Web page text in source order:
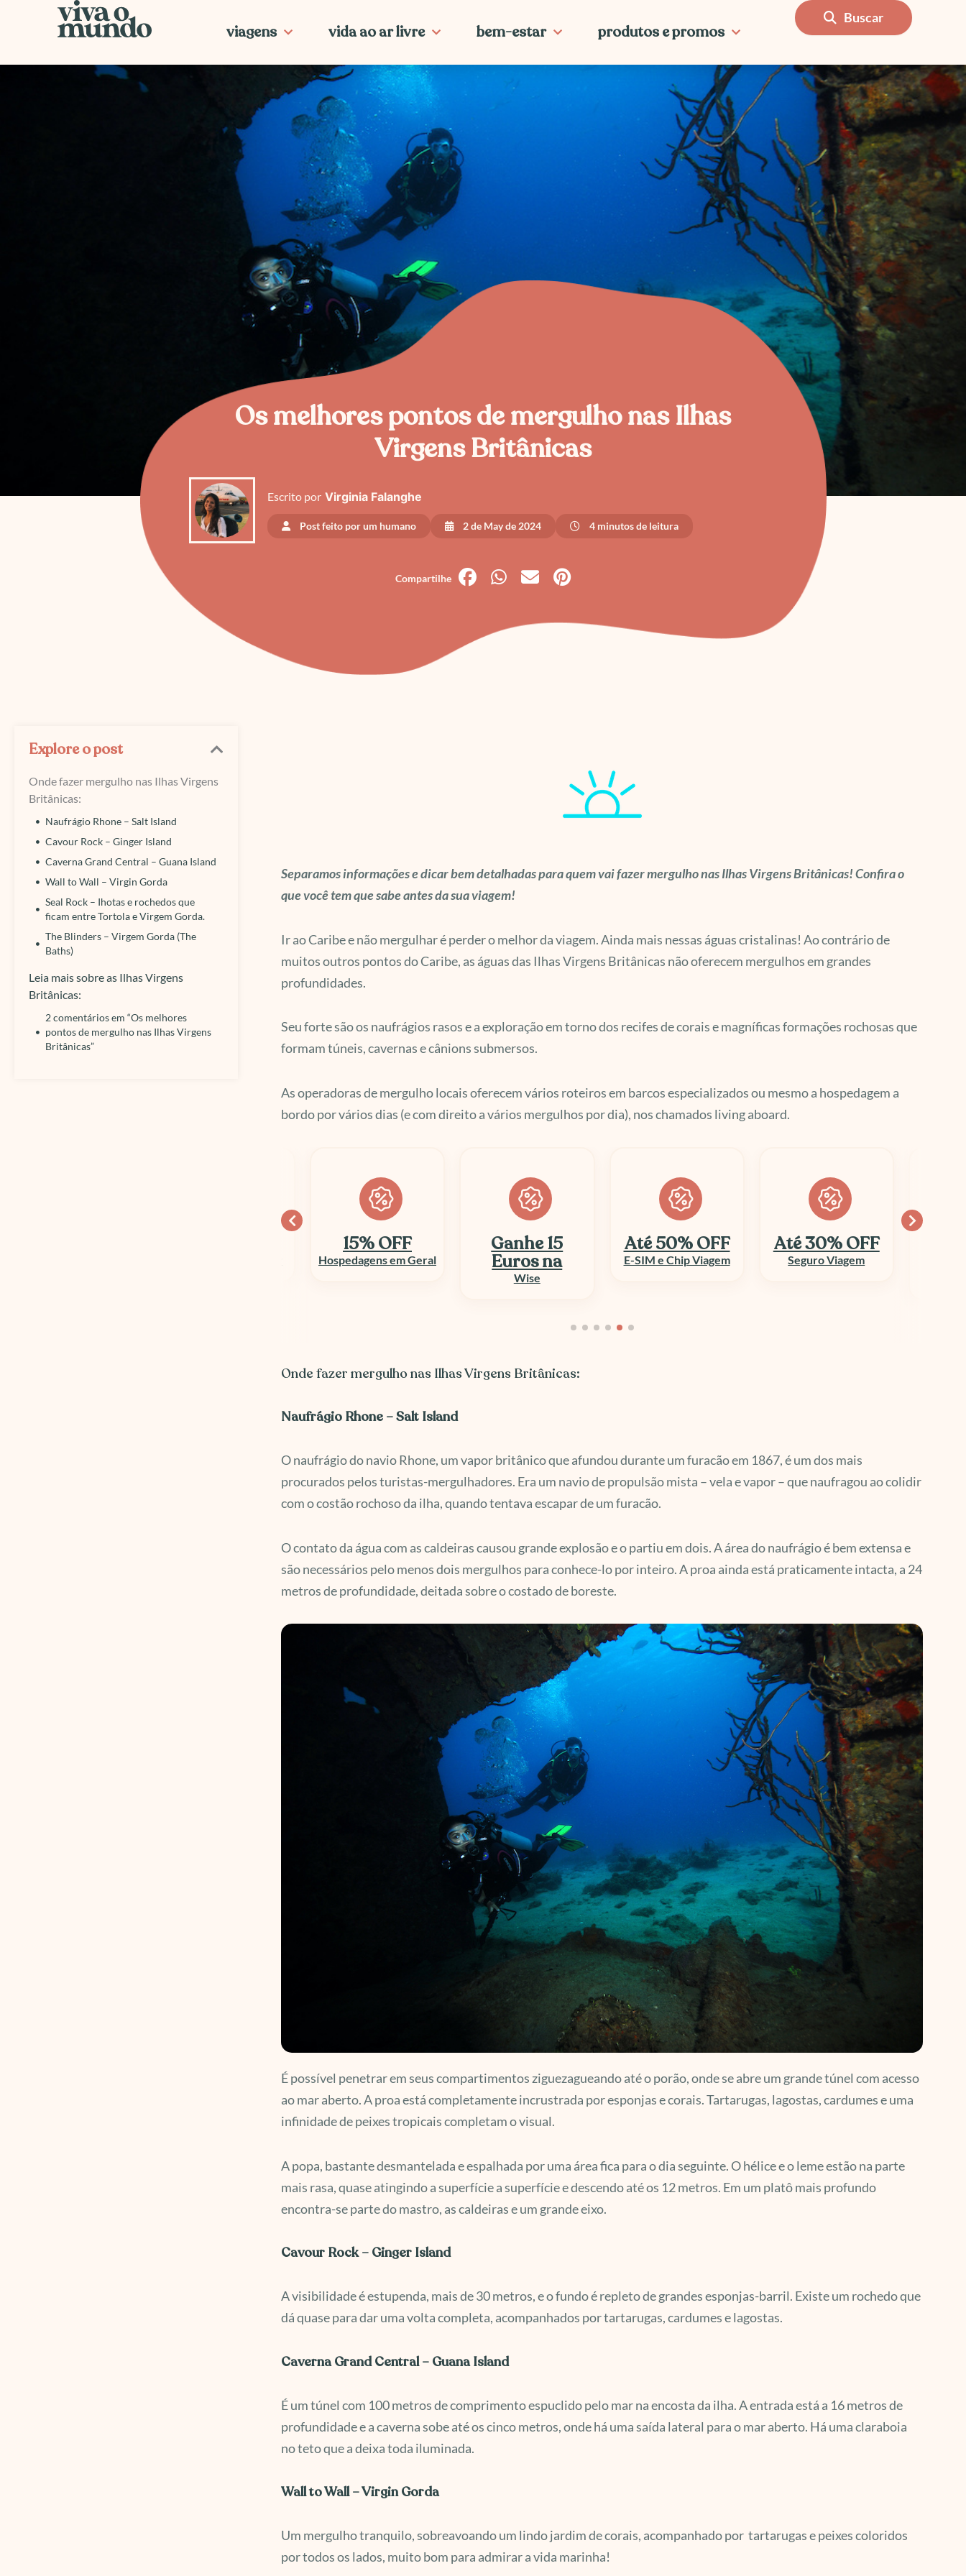
conteúdo
viagens vida ao ar livre bem-estar produtos e promos
Buscar
Os melhores pontos de mergulho nas Ilhas
Virgens Britânicas
Escrito por Virginia Falanghe
Post feito por um humano 2 de May de 2024 4 minutos de leitura
Explore o post
Onde fazer mergulho nas Ilhas Virgens
Britânicas:
Naufrágio Rhone – Salt Island
Cavour Rock – Ginger Island
Caverna Grand Central – Guana Island
Wall to Wall – Virgin Gorda
Seal Rock – Ihotas e rochedos que
ficam entre Tortola e Virgem Gorda.
The Blinders – Virgem Gorda (The
Baths)
Leia mais sobre as Ilhas Virgens
Britânicas:
2 comentários em “Os melhores
pontos de mergulho nas Ilhas Virgens
Britânicas”
Separamos informações e dicar bem detalhadas para quem vai fazer mergulho nas Ilhas Virgens Britânicas! Confira o
que você tem que sabe antes da sua viagem!
Ir ao Caribe e não mergulhar é perder o melhor da viagem. Ainda mais nessas águas cristalinas! Ao contrário de
muitos outros pontos do Caribe, as águas das Ilhas Virgens Britânicas não oferecem mergulhos em grandes
profundidades.
Seu forte são os naufrágios rasos e a exploração em torno dos recifes de corais e magníficas formações rochosas que
formam túneis, cavernas e cânions submersos.
As operadoras de mergulho locais oferecem vários roteiros em barcos especializados ou mesmo a hospedagem a
bordo por vários dias (e com direito a vários mergulhos por dia), nos chamados living aboard.
Ganhe 15
Euros na
Até 50% OFF
E-SIM e Chip Viagem
Até 30% OFF
Seguro Viagem
Economize
até 70%
Onde fazer mergulho nas Ilhas Virgens Britânicas:
Naufrágio Rhone – Salt Island
O naufrágio do navio Rhone, um vapor britânico que afundou durante um furacão em 1867, é um dos mais
procurados pelos turistas-mergulhadores. Era um navio de propulsão mista – vela e vapor – que naufragou ao colidir
com o costão rochoso da ilha, quando tentava escapar de um furacão.
O contato da água com as caldeiras causou grande explosão e o partiu em dois. A área do naufrágio é bem extensa e
são necessários pelo menos dois mergulhos para conhece-lo por inteiro. A proa ainda está praticamente intacta, a 24
metros de profundidade, deitada sobre o costado de boreste.
É possível penetrar em seus compartimentos ziguezagueando até o porão, onde se abre um grande túnel com acesso
ao mar aberto. A proa está completamente incrustrada por esponjas e corais. Tartarugas, lagostas, cardumes e uma
infinidade de peixes tropicais completam o visual.
A popa, bastante desmantelada e espalhada por uma área fica para o dia seguinte. O hélice e o leme estão na parte
mais rasa, quase atingindo a superfície a superfície e descendo até os 12 metros. Em um platô mais profundo
encontra-se parte do mastro, as caldeiras e um grande eixo.
Cavour Rock – Ginger Island
A visibilidade é estupenda, mais de 30 metros, e o fundo é repleto de grandes esponjas-barril. Existe um rochedo que
dá quase para dar uma volta completa, acompanhados por tartarugas, cardumes e lagostas.
Caverna Grand Central – Guana Island
É um túnel com 100 metros de comprimento espuclido pelo mar na encosta da ilha. A entrada está a 16 metros de
profundidade e a caverna sobe até os cinco metros, onde há uma saída lateral para o mar aberto. Há uma claraboia
no teto que a deixa toda iluminada.
Wall to Wall – Virgin Gorda
Um mergulho tranquilo, sobreavoando um lindo jardim de corais, acompanhado por tartarugas e peixes coloridos
por todos os lados, muito bom para admirar a vida marinha!